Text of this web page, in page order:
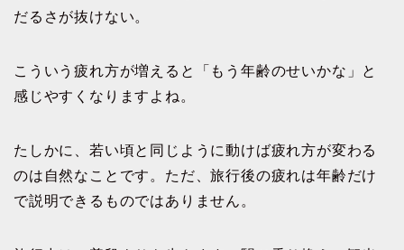
だるさが抜けない。
こういう疲れ方が増えると「もう年齢のせいかな」と
感じやすくなりますよね。
たしかに、若い頃と同じように動けば疲れ方が変わる
のは自然なことです。ただ、旅行後の疲れは年齢だけ
で説明できるものではありません。